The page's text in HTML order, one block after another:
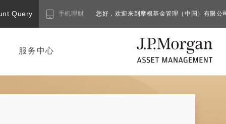
Query 手机理财 您好，欢迎来到摩根基金管理（中国）有限公
服务中心